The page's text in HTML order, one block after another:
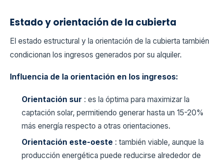
Estado y orientación de la cubierta
El estado estructural y la orientación de la cubierta también
condicionan los ingresos generados por su alquiler.
Influencia de la orientación en los ingresos:
Orientación sur : es la óptima para maximizar la
captación solar, permitiendo generar hasta un 15-20%
más energía respecto a otras orientaciones.
Orientación este-oeste : también viable, aunque la
producción energética puede reducirse alrededor de